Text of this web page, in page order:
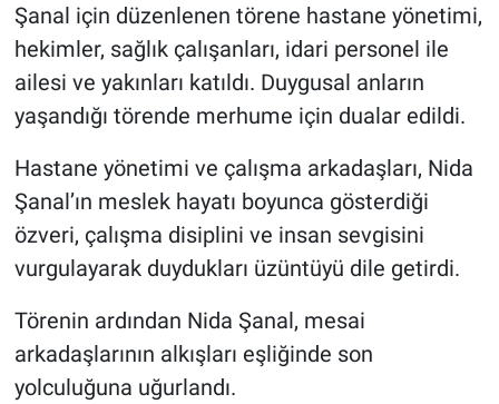
Şanal için düzenlenen törene hastane yönetimi,
hekimler, sağlık çalışanları, idari personel ile
ailesi ve yakınları katıldı. Duygusal anların
yaşandığı törende merhume için dualar edildi.
Hastane yönetimi ve çalışma arkadaşları, Nida
Şanal’ın meslek hayatı boyunca gösterdiği
özveri, çalışma disiplini ve insan sevgisini
vurgulayarak duydukları üzüntüyü dile getirdi.
Törenin ardından Nida Şanal, mesai
arkadaşlarının alkışları eşliğinde son
yolculuğuna uğurlandı.